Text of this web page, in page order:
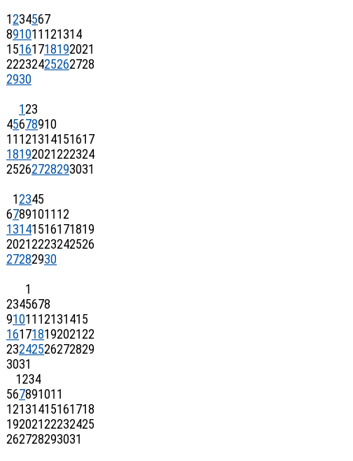
1234567
891011 121314
15161718192021
22232425262728
2930
123
45678910
11 121314151617
18192021222324
25262728293031
12345
67891011 12
13141516171819
20212223242526
27282930
1
2345678
91011 12131415
16171819202122
23242526272829
3031
1234
567891011
12131415161718
19202122232425
262728293031